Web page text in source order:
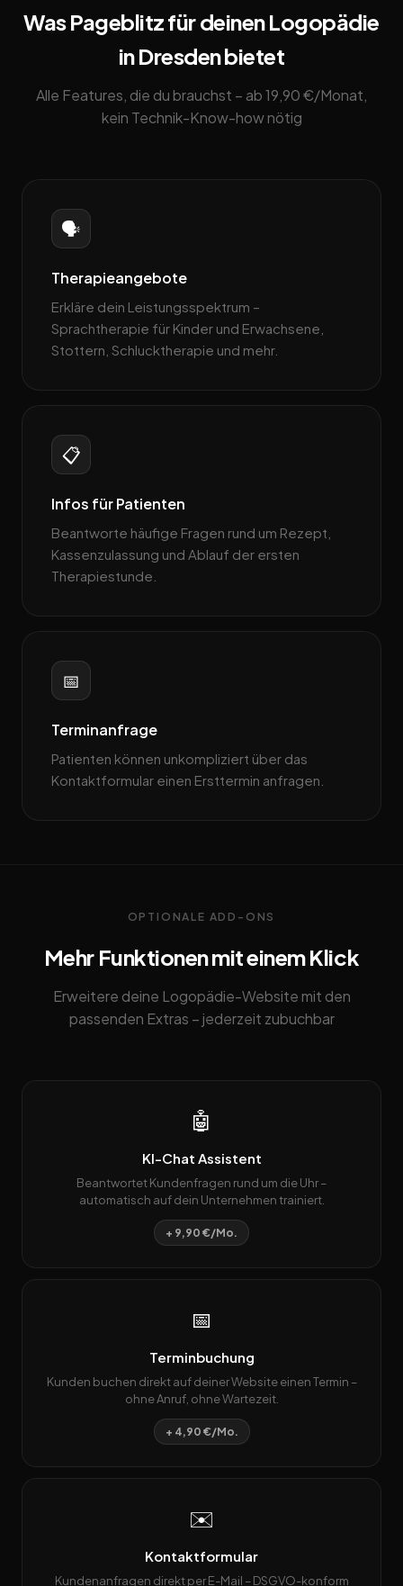
Was Pageblitz für deinen Logopädie
in Dresden bietet
Alle Features, die du brauchst – ab 19,90 €/Monat,
kein Technik-Know-how nötig
🗣️
Therapieangebote
Erkläre dein Leistungsspektrum –
Sprachtherapie für Kinder und Erwachsene,
Stottern, Schlucktherapie und mehr.
📋
Infos für Patienten
Beantworte häufige Fragen rund um Rezept,
Kassenzulassung und Ablauf der ersten
Therapiestunde.
📅
Terminanfrage
Patienten können unkompliziert über das
Kontaktformular einen Ersttermin anfragen.
OPTIONALE ADD-ONS
Mehr Funktionen mit einem Klick
Erweitere deine Logopädie-Website mit den
passenden Extras – jederzeit zubuchbar
🤖
KI-Chat Assistent
Beantwortet Kundenfragen rund um die Uhr –
automatisch auf dein Unternehmen trainiert.
+ 9,90 €/Mo.
📅
Terminbuchung
Kunden buchen direkt auf deiner Website einen Termin –
ohne Anruf, ohne Wartezeit.
+ 4,90 €/Mo.
✉️
Kontaktformular
Kundenanfragen direkt per E-Mail – DSGVO-konform